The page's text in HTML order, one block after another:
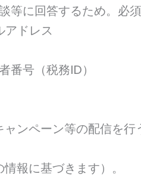
に回答するため。必
アドレス
番号（税務ID）
ンペーン等の配信を行
報に基づきます）。